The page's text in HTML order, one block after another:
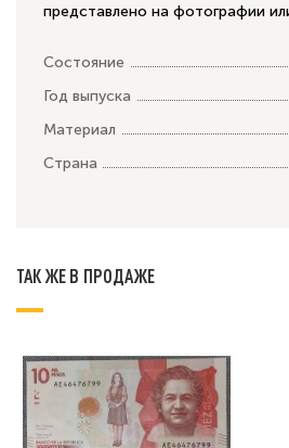
представлено на фотографии
Состояние
Год выпуска
Материал
Страна
ТАК ЖЕ В ПРОДАЖЕ